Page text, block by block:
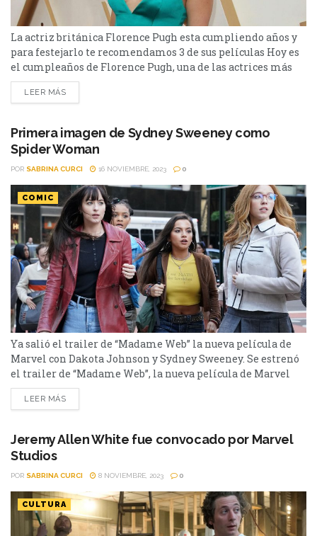
La actriz británica Florence Pugh esta cumpliendo años y
para festejarlo te recomendamos 3 de sus películas Hoy es
el cumpleaños de Florence Pugh, una de las actrices más
aclamadas de Hollywood, y que formó parte de algunas de
las películas más reconocidas de los últimos años. En los
LEER MÁS
Primera imagen de Sydney Sweeney como
Spider Woman
POR SABRINA CURCI 16 NOVIEMBRE, 2023 0
COMIC
Ya salió el trailer de “Madame Web” la nueva película de
Marvel con Dakota Johnson y Sydney Sweeney. Se estrenó
el trailer de “Madame Web”, la nueva película de Marvel
que forma parte del Universo de Spiderman. En esta nueva
película tendremos a Dakota Johnson interpretando a
Sydney Sweeney será Julia Carpenter...
LEER MÁS
Jeremy Allen White fue convocado por Marvel
Studios
POR SABRINA CURCI 8 NOVIEMBRE, 2023 0
CULTURA